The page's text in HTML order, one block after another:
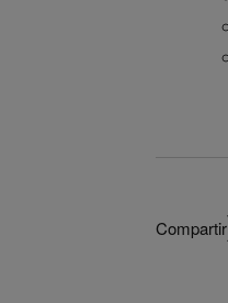
Compartir